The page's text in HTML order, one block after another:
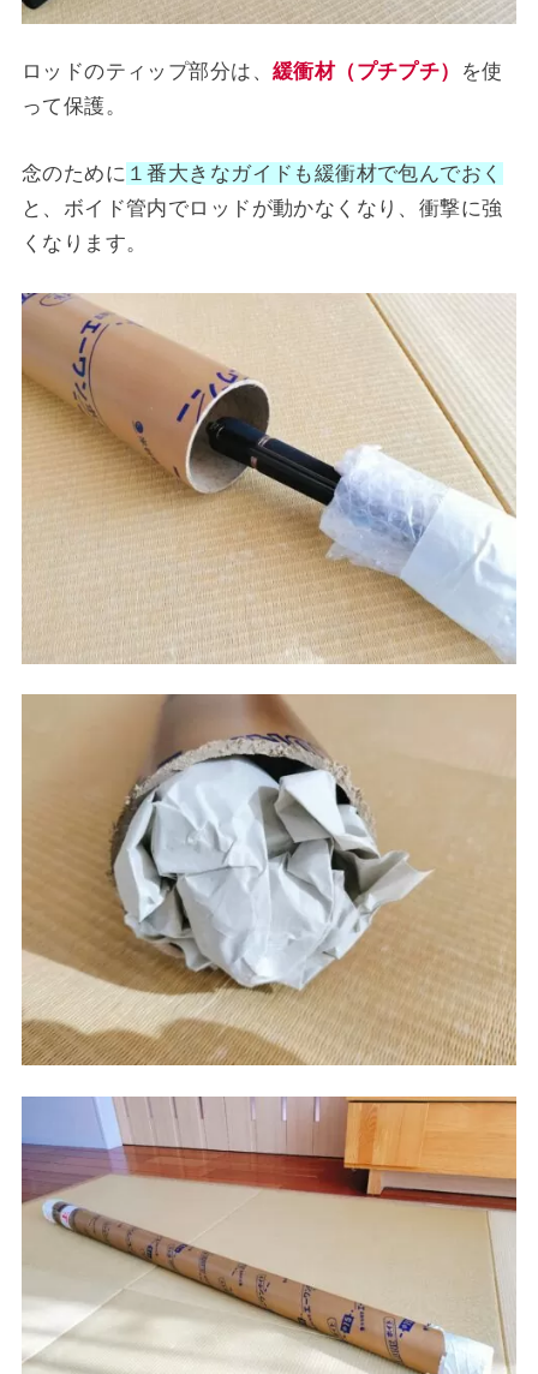
ロッドのティップ部分は、 緩衝材（プチプチ）
を使
って保護。
念のために １番大きなガイドも緩衝材で包んでおく
と、ボイド管内でロッドが動かなくなり、衝撃に強
くなります。